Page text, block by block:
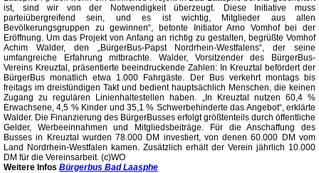
ist, sind wir von der Notwendigkeit überzeugt. Diese Initiative muss
parteiübergreifend sein, und es ist wichtig, Mitglieder aus allen
Bevölkerungsgruppen zu gewinnen“, betonte Initiator Arno Vomhof bei der
Eröffnung. Um das Projekt von Anfang an richtig zu gestalten, begrüßte Vomhof
Achim Walder, den „BürgerBus-Papst Nordrhein-Westfalens“, der seine
umfangreiche Erfahrung mitbrachte. Walder, Vorsitzender des BürgerBus-
Vereins Kreuztal, präsentierte beeindruckende Zahlen: In Kreuztal befördert der
BürgerBus monatlich etwa 1.000 Fahrgäste. Der Bus verkehrt montags bis
freitags im dreistündigen Takt und bedient hauptsächlich Menschen, die keinen
Zugang zu regulären Linienhaltestellen haben. „In Kreuztal nutzen 60,4 %
Erwachsene, 4,5 % Kinder und 35,1 % Schwerbehinderte das Angebot“, erklärte
Walder. Die Finanzierung des BürgerBusses erfolgt größtenteils durch öffentliche
Gelder, Werbeeinnahmen und Mitgliedsbeiträge. Für die Anschaffung des
Busses in Kreuztal wurden 78.000 DM investiert, von denen 60.000 DM vom
Land Nordrhein-Westfalen kamen. Zusätzlich erhält der Verein jährlich 10.000
DM für die Vereinsarbeit. (c)WO
Weitere Infos Bürgerbus Bad Laasphe